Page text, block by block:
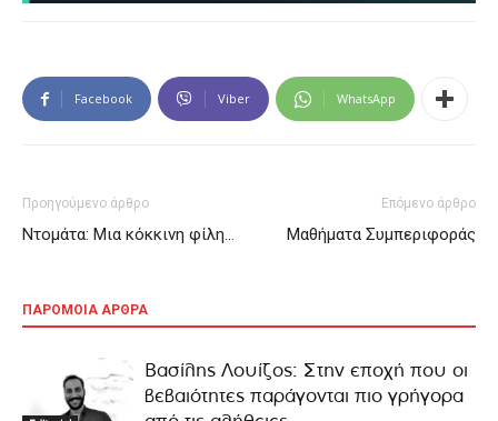
Facebook Viber WhatsApp
Προηγούμενο άρθρο
Ντομάτα: Μια κόκκινη φίλη…
Επόμενο άρθρο
Μαθήματα Συμπεριφοράς
ΠΑΡΟΜΟΙΑ ΑΡΘΡΑ
Βασίλης Λουίζος: Στην εποχή που οι
βεβαιότητες παράγονται πιο γρήγορα